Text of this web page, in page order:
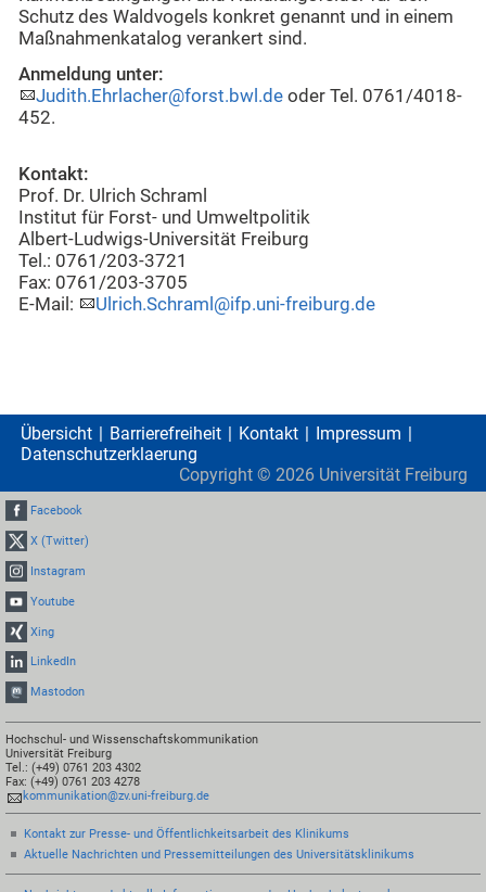
Schutz des Waldvogels konkret genannt und in einem
Maßnahmenkatalog verankert sind.
Anmeldung unter:
Judith.Ehrlacher@forst.bwl.de oder Tel. 0761/4018-
452.
Kontakt:
Prof. Dr. Ulrich Schraml
Institut für Forst- und Umweltpolitik
Albert-Ludwigs-Universität Freiburg
Tel.: 0761/203-3721
Fax: 0761/203-3705
E-Mail:
Ulrich.Schraml@ifp.uni-freiburg.de
Übersicht Barrierefreiheit Kontakt
Impressum
Datenschutzerklaerung
Copyright © 2026 Universität Freiburg
Facebook
X (Twitter)
Instagram
Youtube
Xing
LinkedIn
Mastodon
Hochschul- und Wissenschaftskommunikation
Universität Freiburg
Tel.: (+49) 0761 203 4302
Fax: (+49) 0761 203 4278
kommunikation@zv.uni-freiburg.de
Kontakt zur Presse- und Öffentlichkeitsarbeit des Klinikums
Aktuelle Nachrichten und Pressemitteilungen des Universitätsklinikums